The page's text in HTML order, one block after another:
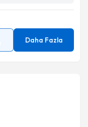
Daha Fazla